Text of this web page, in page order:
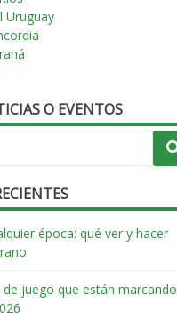
Uruguay
O EVENTOS
época: qué ver y hacer
de juego que están marcando